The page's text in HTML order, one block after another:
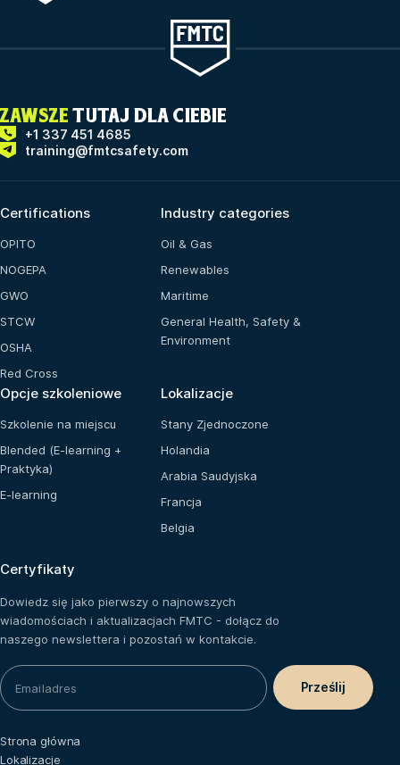
ZAWSZE TUTAJ DLA CIEBIE
+1 337 451 4685
training@fmtcsafety.com
Certifications
OPITO
NOGEPA
GWO
STCW
OSHA
Red Cross
Industry categories
Oil & Gas
Renewables
Maritime
General Health, Safety &
Environment
Opcje szkoleniowe
Szkolenie na miejscu
Blended (E-learning +
Praktyka)
E-learning
Lokalizacje
Stany Zjednoczone
Holandia
Arabia Saudyjska
Francja
Belgia
Certyfikaty
Dowiedz się jako pierwszy o najnowszych
wiadomościach i aktualizacjach FMTC - dołącz do
naszego newslettera i pozostań w kontakcie.
Strona główna
Lokalizacje